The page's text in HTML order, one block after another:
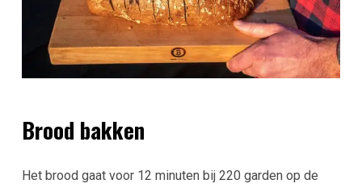
Brood bakken
Het brood gaat voor 12 minuten bij 220 garden op de